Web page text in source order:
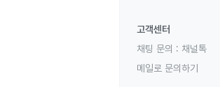
고객센터
채팅 문의 : 채널톡
메일로 문의하기